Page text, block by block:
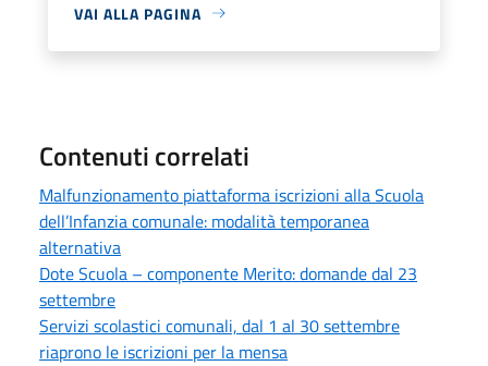
VAI ALLA PAGINA
Contenuti correlati
Malfunzionamento piattaforma iscrizioni alla Scuola
dell’Infanzia comunale: modalità temporanea
alternativa
Dote Scuola – componente Merito: domande dal 23
settembre
Servizi scolastici comunali, dal 1 al 30 settembre
riaprono le iscrizioni per la mensa